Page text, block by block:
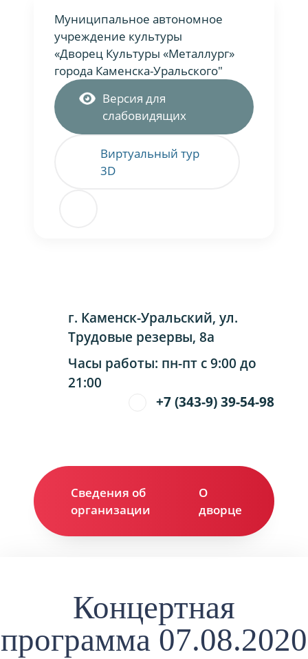
Муниципальное автономное
учреждение культуры
«Дворец Культуры «Металлург»
города Каменска-Уральского"
Версия для
слабовидящих
Виртуальный тур
3D
г. Каменск-Уральский, ул.
Трудовые резервы, 8а
Часы работы: пн-пт с 9:00 до
21:00
+7 (343-9) 39-54-98
Сведения об
организации
О
дворце
Концертная
программа 07.08.2020